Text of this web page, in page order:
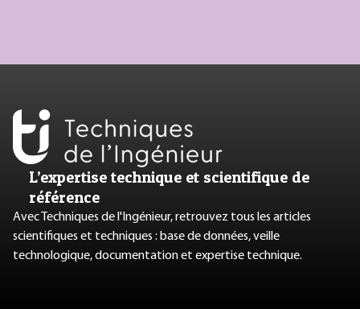
L’expertise technique et scientifique de
référence
Avec Techniques de l'Ingénieur, retrouvez tous les articles
scientifiques et techniques : base de données, veille
technologique, documentation et expertise technique.